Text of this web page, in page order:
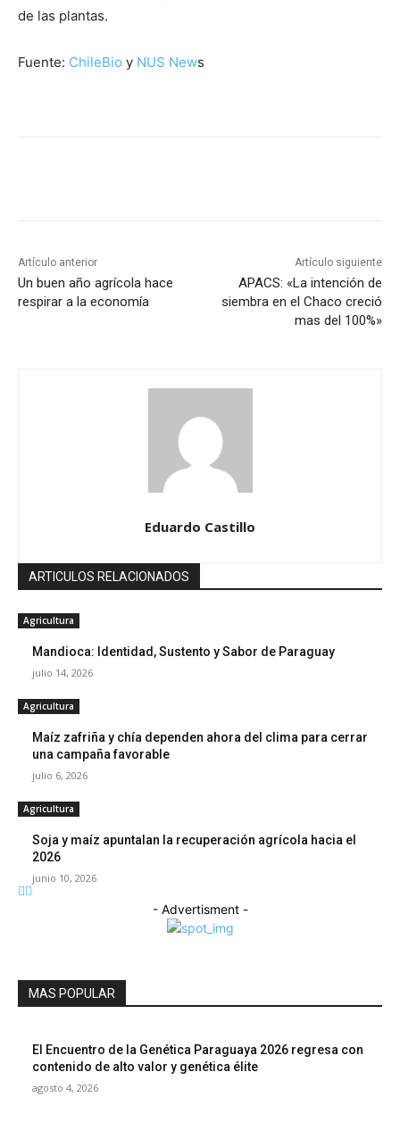
de las plantas.
Fuente: ChileBio y NUS News
Artículo anterior
Un buen año agrícola hace
respirar a la economía
Artículo siguiente
APACS: «La intención de
siembra en el Chaco creció
mas del 100%»
Eduardo Castillo
ARTICULOS RELACIONADOS
Agricultura
Mandioca: Identidad, Sustento y Sabor de Paraguay
julio 14, 2026
Agricultura
Maíz zafriña y chía dependen ahora del clima para cerrar
una campaña favorable
julio 6, 2026
Agricultura
Soja y maíz apuntalan la recuperación agrícola hacia el
2026
junio 10, 2026
- Advertisment -
MAS POPULAR
El Encuentro de la Genética Paraguaya 2026 regresa con
contenido de alto valor y genética élite
agosto 4, 2026